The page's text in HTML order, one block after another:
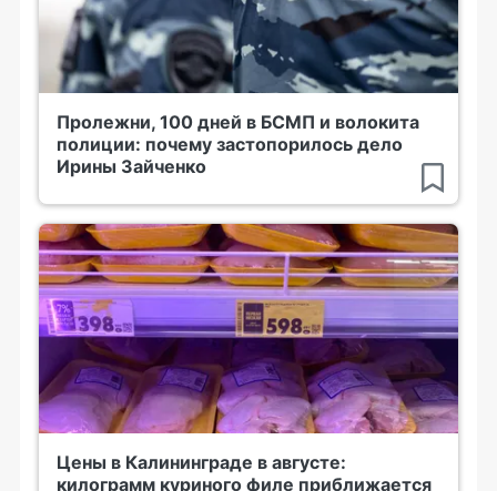
Пролежни, 100 дней в БСМП и волокита
полиции: почему застопорилось дело
Ирины Зайченко
Цены в Калининграде в августе:
килограмм куриного филе приближается